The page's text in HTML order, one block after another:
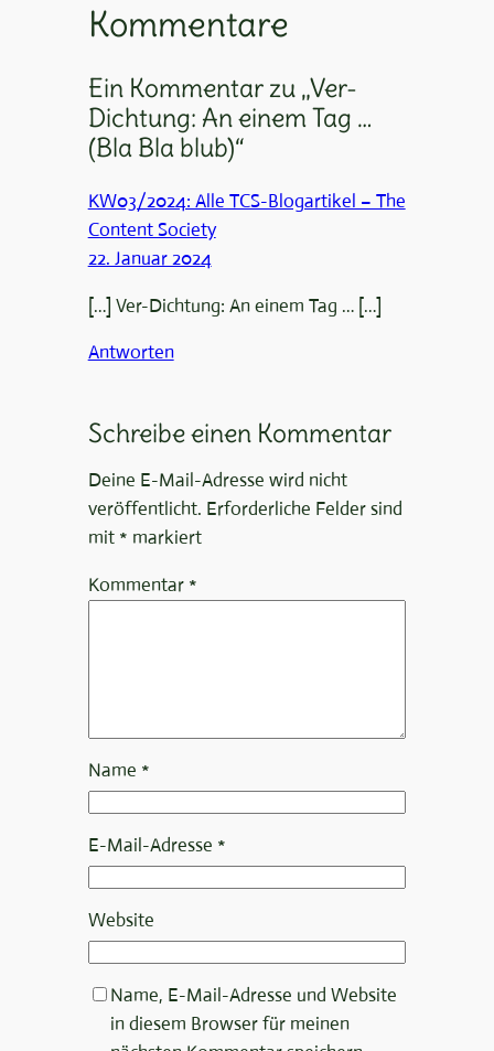
Kommentare
Ein Kommentar zu „Ver-
Dichtung: An einem Tag …
(Bla Bla blub)“
KW03/2024: Alle TCS-Blogartikel – The
Content Society
22. Januar 2024
[…] Ver-Dichtung: An einem Tag … […]
Antworten
Schreibe einen Kommentar
Deine E-Mail-Adresse wird nicht
veröffentlicht. Erforderliche Felder sind
mit * markiert
Kommentar *
Name *
E-Mail-Adresse *
Website
Name, E-Mail-Adresse und Website
in diesem Browser für meinen